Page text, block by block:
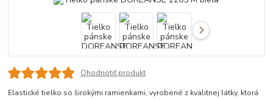
Ohodnotiť produkt
Elastické tielko so širokými ramienkami, vyrobené z kvalitnej látky, ktorá